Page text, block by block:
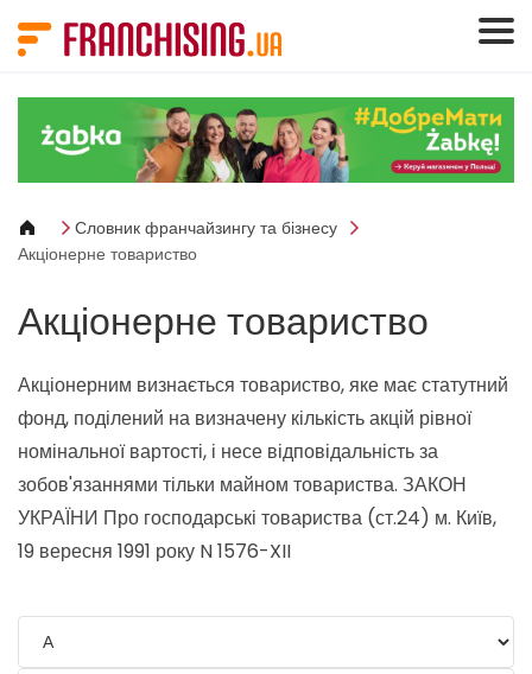
Словник франчайзингу та бізнесу
Акціонерне товариство
Акціонерне товариство
Акціонерним визнається товариство, яке має статутний
фонд, поділений на визначену кількість акцій рівної
номінальної вартості, і несе відповідальність за
зобов'язаннями тільки майном товариства. ЗАКОН
УКРАЇНИ Про господарські товариства (ст.24) м. Київ,
19 вересня 1991 року N 1576-XII